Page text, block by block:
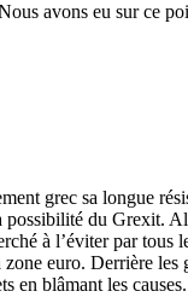
avons eu sur ce
grec sa longue
possibilité du Grexit.
à l’éviter par tous
euro. Derrière les
en blâmant les causes.